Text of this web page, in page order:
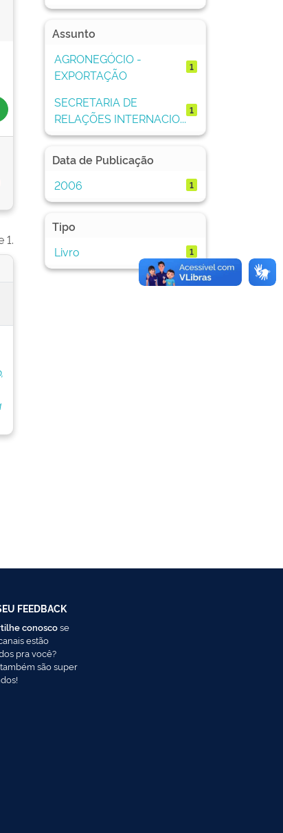
1.
Assunto
AGRONEGÓCIO -
EXPORTAÇÃO
1
SECRETARIA DE
RELAÇÕES INTERNACIO...
1
Data de Publicação
2006
1
Tipo
Livro
1
FEEDBACK
conoscose
estão
pra você?
são super